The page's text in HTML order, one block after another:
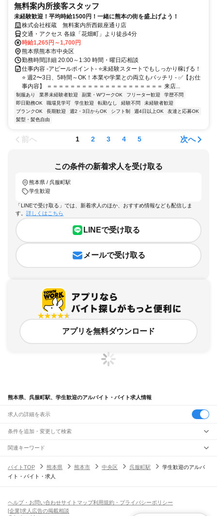
無料案内所接客スタッフ
未経験歓迎！平均時給1500円！一緒に熊本の街を盛上げよう！
株式会社桜蔵 無料案内所西銀座通り店
交通・アクセス 各線「花畑町」より徒歩4分
時給1,265円～1,700円
熊本県熊本市中央区
勤務時間詳細 20:00～1:30 時間・曜日応相談
仕事内容 -アピールポイント- ⭐未経験スタートでもしっかり稼げる！
⭐ 週2〜3日、5時間～OK！本業や学業との両立もバッチリ - ✅【お仕
事内容】 ＝＝＝＝＝＝＝＝＝＝＝＝＝＝＝＝＝＝＝＝ 来店...
制服あり 業界未経験者歓迎 副業・WワークOK フリーター歓迎
学歴不問
即日勤務OK
職場見学可 学生歓迎 転勤なし 経験不問
未経験者歓迎
ブランクOK
長期歓迎 週2・3日からOK シフト制 週4日以上OK
友達と応募OK
髪型・髪色自由
前へ 1 2 3 4 5 次へ
この条件の新着求人を受け取る
熊本県 / 呉服町駅
学生歓迎
「LINEで受け取る」では、新着求人のほか、おすすめ情報なども配信しま
す。 詳しくはこちら
LINEで受け取る
メールで受け取る
アプリを無料ダウンロード
熊本県、呉服町駅、学生歓迎のアルバイト・バイト求人情報
求人の詳細を表示
条件を追加・変更して検索
市区町村を追加・変更
熊本県すべて
熊本市 すべて
天草市合志市植木町下益城郡玉名郡菊池郡阿蘇郡上益城郡八代郡
球磨郡天草郡
駅を追加・変更
千丁駅新八代駅八代駅
職種を追加・変更
飲食・フードサービスすべて
ホールスタッフキッチンスタッフ
人気
雇用形態を追加・変更
関連キーワード
バイトTOP
熊本県 熊本市 中央区 呉服町駅
学生歓迎のアルバ
イト・バイト・求人
ヘルプ・お問い合わせサイトマップ利用規約・プライバシーポリシー
[企業]求人広告の掲載相談